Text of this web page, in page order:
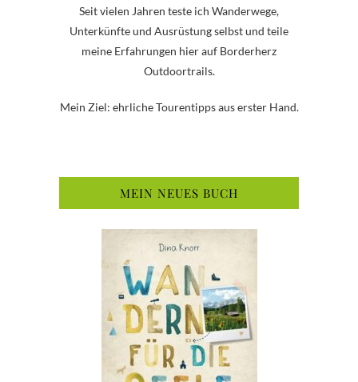
Seit vielen Jahren teste ich Wanderwege,
Unterkünfte und Ausrüstung selbst und teile
meine Erfahrungen hier auf Borderherz
Outdoortrails.
Mein Ziel: ehrliche Tourentipps aus erster Hand.
MEIN NEUES BUCH